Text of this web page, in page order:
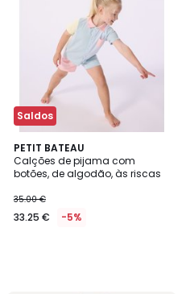
Saldos
PETIT BATEAU
Calções de pijama com
botões, de algodão, às riscas
35.00 €
33.25 € -5%